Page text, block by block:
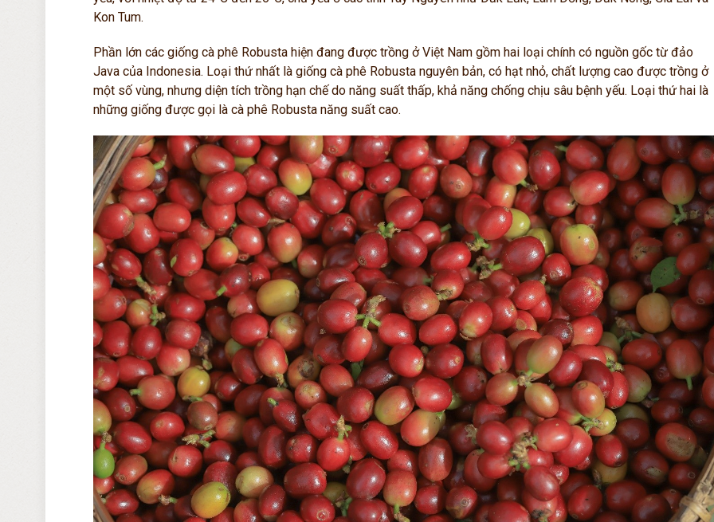
Kon Tum.
Phần lớn các giống cà phê Robusta hiện đang được trồng ở Việt Nam gồm hai loại chính có nguồn gốc từ đảo
Java của Indonesia. Loại thứ nhất là giống cà phê Robusta nguyên bản, có hạt nhỏ, chất lượng cao được trồng ở
một số vùng, nhưng diện tích trồng hạn chế do năng suất thấp, khả năng chống chịu sâu bệnh yếu. Loại thứ hai là
những giống được gọi là cà phê Robusta năng suất cao.